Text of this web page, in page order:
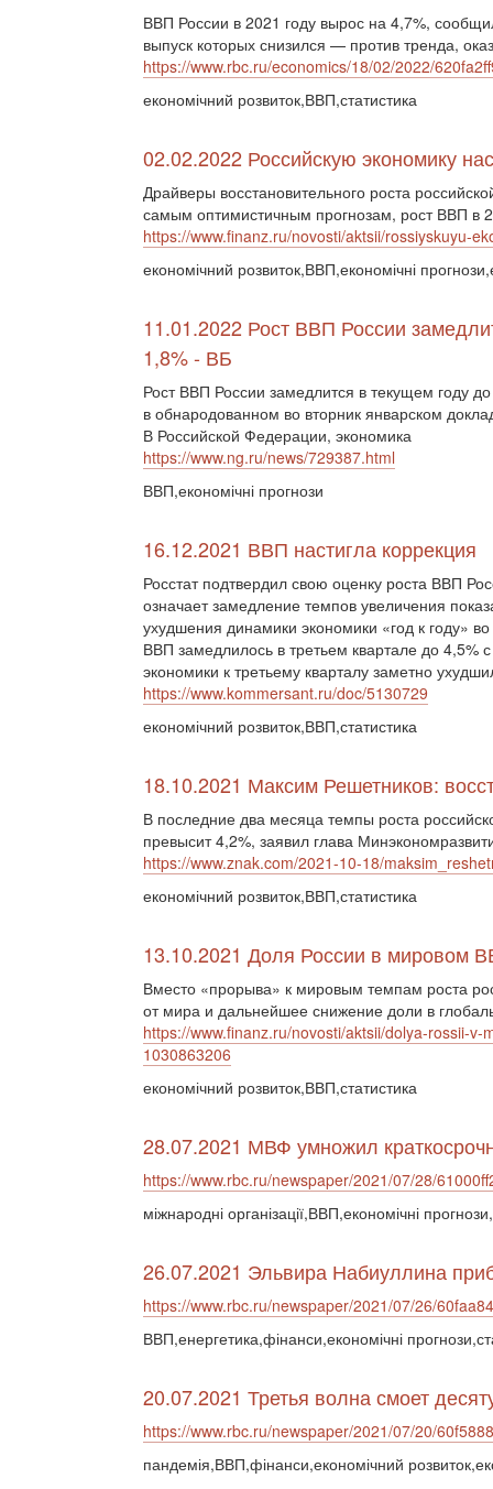
ВВП России в 2021 году вырос на 4,7%,
выпуск которых снизился — против тренда,
https://www.rbc.ru/economics/18/02/2022/
економічний розвиток,ВВП,статистика
02.02.2022 Российскую экономику
Драйверы восстановительного роста
самым оптимистичным прогнозам, рост ВВП в
https://www.finanz.ru/novosti/aktsii/rossiyskuyu-
економічний розвиток,ВВП,економічні
11.01.2022 Рост ВВП России
1,8% - ВБ
Рост ВВП России замедлится в текущем году
в обнародованном во вторник январском
В Российской Федерации, экономика
https://www.ng.ru/news/729387.html
ВВП,економічні прогнози
16.12.2021 ВВП настигла коррекция
Росстат подтвердил свою оценку роста ВВП
означает замедление темпов увеличения
ухудшения динамики экономики «год к году»
ВВП замедлилось в третьем квартале до 4,5%
экономики к третьему кварталу заметно
https://www.kommersant.ru/doc/5130729
економічний розвиток,ВВП,статистика
18.10.2021 Максим Решетников:
В последние два месяца темпы роста
превысит 4,2%, заявил глава
https://www.znak.com/2021-10-18/
економічний розвиток,ВВП,статистика
13.10.2021 Доля России в мировом
Вместо «прорыва» к мировым темпам роста
от мира и дальнейшее снижение доли в
https://www.finanz.ru/novosti/aktsii/dolya-rossii-
1030863206
економічний розвиток,ВВП,статистика
28.07.2021 МВФ умножил
https://www.rbc.ru/newspaper/2021/07/28/
міжнародні організації,ВВП,економічні
26.07.2021 Эльвира Набиуллина
https://www.rbc.ru/newspaper/2021/07/26/
ВВП,енергетика,фінанси,економічні
20.07.2021 Третья волна смоет
https://www.rbc.ru/newspaper/2021/07/20/
пандемія,ВВП,фінанси,економічний